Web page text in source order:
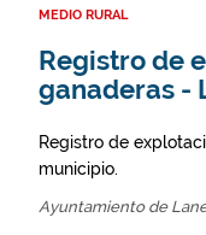
MEDIO RURAL
Registro de
ganaderas -
Registro de
municipio.
Ayuntamiento de